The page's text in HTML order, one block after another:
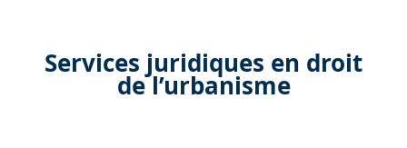
Services juridiques en droit
de l’urbanisme